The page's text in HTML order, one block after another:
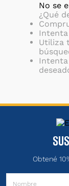
No se
¿Qué
Utiliza
Obtené